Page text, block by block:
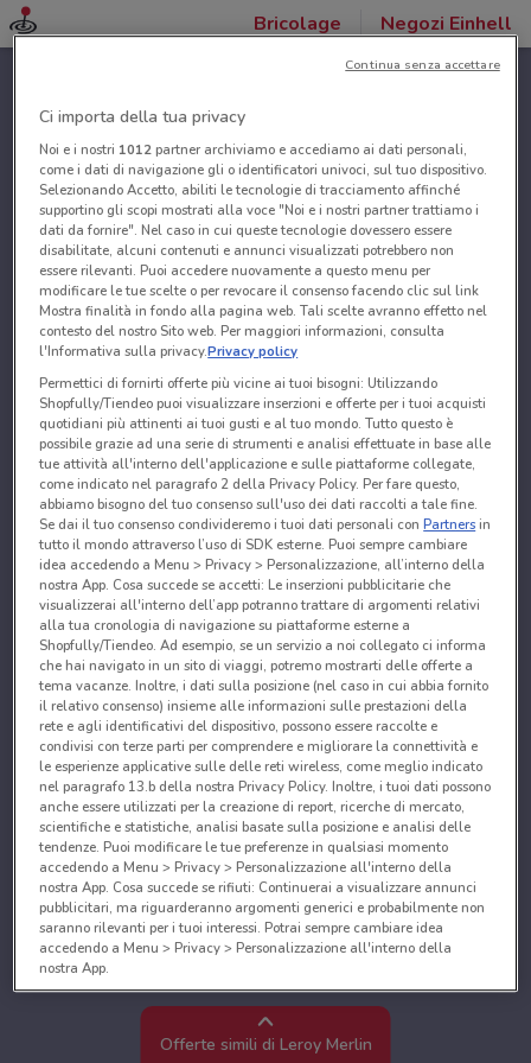
Bricolage Negozi Einhell
Offerte simili di Leroy Merlin
Ci importa della tua privacy
Noi e i nostri 1012partner archiviamo e accediamo ai dati personali,
come i dati di navigazione gli o identificatori univoci, sul tuo dispositivo.
Selezionando Accetto, abiliti le tecnologie di tracciamento affinché
supportino gli scopi mostrati alla voce "Noi e i nostri partner trattiamo i
dati da fornire". Nel caso in cui queste tecnologie dovessero essere
disabilitate, alcuni contenuti e annunci visualizzati potrebbero non
essere rilevanti. Puoi accedere nuovamente a questo menu per
modificare le tue scelte o per revocare il consenso facendo clic sul link
Mostra finalità in fondo alla pagina web. Tali scelte avranno effetto nel
contesto del nostro Sito web. Per maggiori informazioni, consulta
l'Informativa sulla privacy.Privacy policy
Permettici di fornirti offerte più vicine ai tuoi bisogni: Utilizzando
Shopfully/Tiendeo puoi visualizzare inserzioni e offerte per i tuoi acquisti
quotidiani più attinenti ai tuoi gusti e al tuo mondo. Tutto questo è
possibile grazie ad una serie di strumenti e analisi effettuate in base alle
tue attività all'interno dell'applicazione e sulle piattaforme collegate,
come indicato nel paragrafo 2 della Privacy Policy. Per fare questo,
abbiamo bisogno del tuo consenso sull'uso dei dati raccolti a tale fine.
Se dai il tuo consenso condivideremo i tuoi dati personali conPartnersin
tutto il mondo attraverso l’uso di SDK esterne. Puoi sempre cambiare
idea accedendo a Menu > Privacy > Personalizzazione, all’interno della
nostra App. Cosa succede se accetti: Le inserzioni pubblicitarie che
visualizzerai all'interno dell’app potranno trattare di argomenti relativi
alla tua cronologia di navigazione su piattaforme esterne a
Shopfully/Tiendeo. Ad esempio, se un servizio a noi collegato ci informa
che hai navigato in un sito di viaggi, potremo mostrarti delle offerte a
tema vacanze. Inoltre, i dati sulla posizione (nel caso in cui abbia fornito
il relativo consenso) insieme alle informazioni sulle prestazioni della
rete e agli identificativi del dispositivo, possono essere raccolte e
condivisi con terze parti per comprendere e migliorare la connettività e
le esperienze applicative sulle delle reti wireless, come meglio indicato
nel paragrafo 13.b della nostra Privacy Policy. Inoltre, i tuoi dati possono
anche essere utilizzati per la creazione di report, ricerche di mercato,
scientifiche e statistiche, analisi basate sulla posizione e analisi delle
tendenze. Puoi modificare le tue preferenze in qualsiasi momento
accedendo a Menu > Privacy > Personalizzazione all'interno della
nostra App. Cosa succede se rifiuti: Continuerai a visualizzare annunci
pubblicitari, ma riguarderanno argomenti generici e probabilmente non
saranno rilevanti per i tuoi interessi. Potrai sempre cambiare idea
accedendo a Menu > Privacy > Personalizzazione all'interno della
nostra App.
Noi e i nostri partner trattiamo i dati per fornire:
Utilizzare dati di geolocalizzazione precisi. Scansione attiva delle
caratteristiche del dispositivo ai fini dell’identificazione. Archiviare
Continua senza accettare